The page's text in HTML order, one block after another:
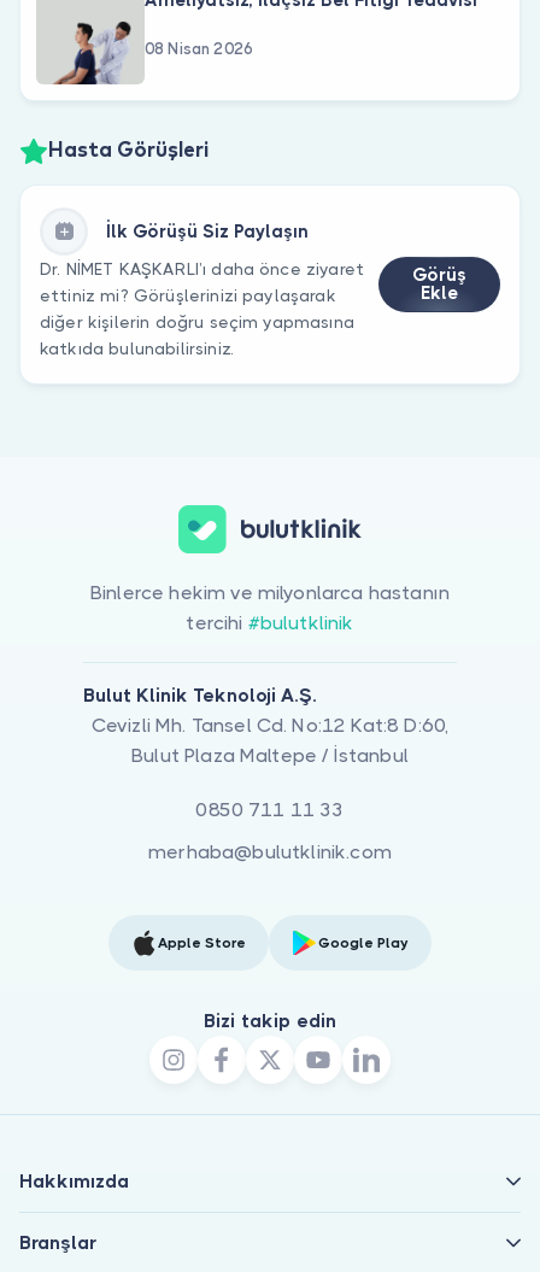
08 Nisan 2026
Hasta Görüşleri
İlk Görüşü Siz Paylaşın
Dr. NİMET KAŞKARLI’ı daha önce ziyaret
ettiniz mi? Görüşlerinizi paylaşarak
diğer kişilerin doğru seçim yapmasına
katkıda bulunabilirsiniz.
Görüş
Ekle
Binlerce hekim ve milyonlarca hastanın
tercihi #bulutklinik
Bulut Klinik Teknoloji A.Ş.
Cevizli Mh. Tansel Cd. No:12 Kat:8 D:60,
Bulut Plaza Maltepe / İstanbul
0850 711 11 33
merhaba@bulutklinik.com
Apple Store Google Play
Bizi takip edin
Hakkımızda
Branşlar